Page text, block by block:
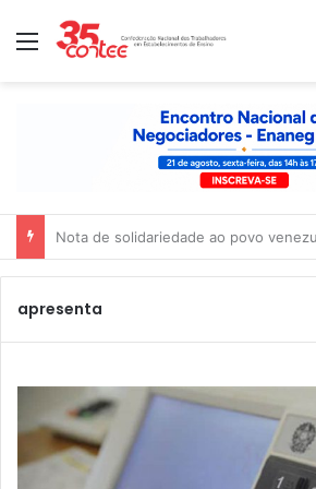
Menu
Nota de solidariedade ao povo
apresenta